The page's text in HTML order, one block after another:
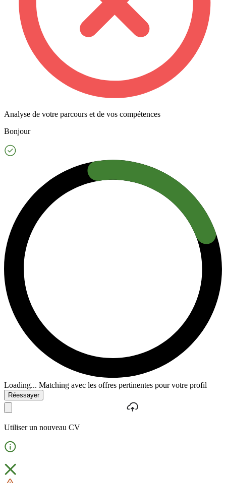
Analyse de votre parcours et de vos compétences
Bonjour
Loading... Matching avec les offres pertinentes pour votre profil
Réessayer
Utiliser un nouveau CV